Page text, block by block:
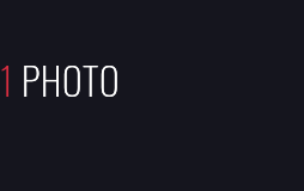
1 PHOTO